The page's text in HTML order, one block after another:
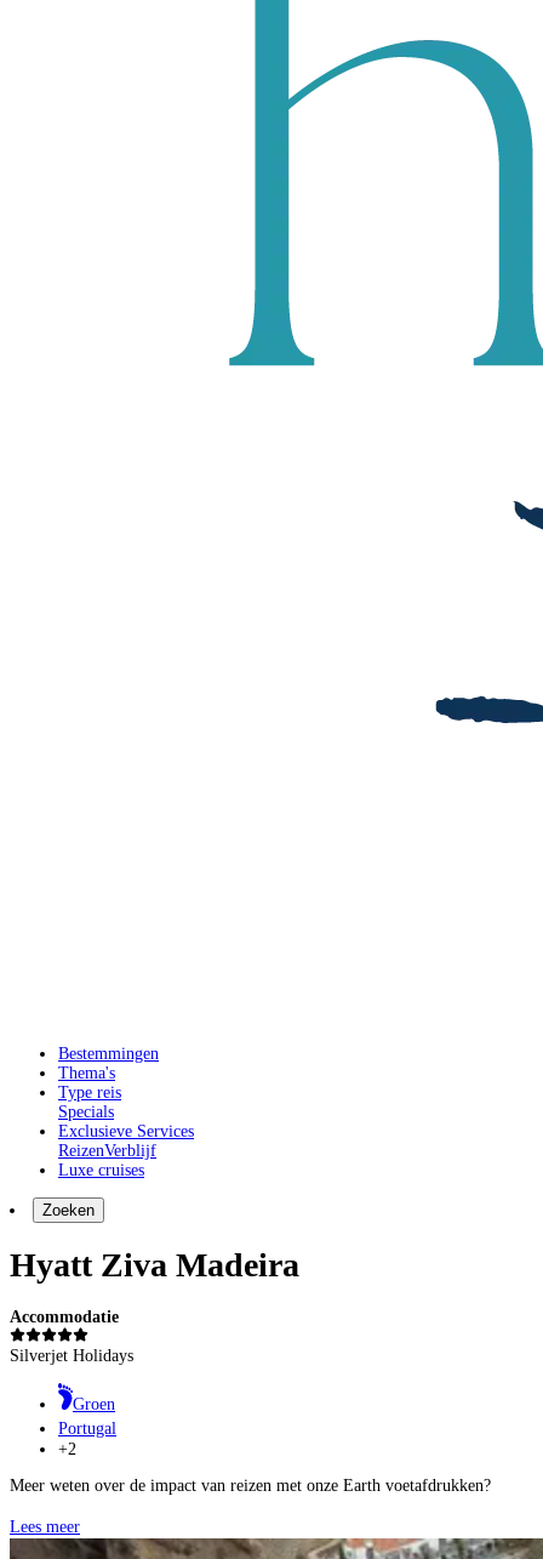
Bestemmingen
Thema's
Type reis
Specials
Exclusieve Services
ReizenVerblijf
Luxe cruises
Zoeken
Hyatt Ziva Madeira
Accommodatie
Silverjet Holidays
Groen
Portugal
+2
Meer weten over de impact van reizen met onze Earth voetafdrukken?
Lees meer